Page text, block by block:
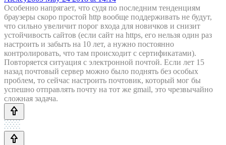
Особенно напрягает, что судя по последним тенденциям
браузеры скоро простой http вообще поддерживать не будут,
что сильно увеличит порог входа для новичков и снизит
устойчивость сайтов (если сайт на https, его нельзя один раз
настроить и забыть на 10 лет, а нужно постоянно
контролировать, что там происходит с сертификатами).
Повторяется ситуация с электронной почтой. Если лет 15
назад почтовый сервер можно было поднять без особых
проблем, то сейчас настроить почтовик, который мог бы
успешно отправлять почту на тот же gmail, это чрезвычайно
сложная задача.